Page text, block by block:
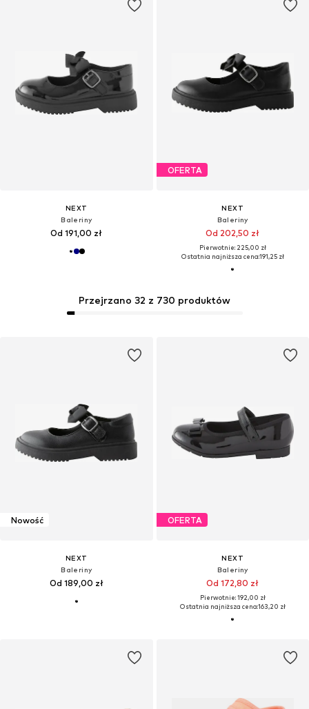
NEXT
Baleriny
Od 191,00 zł
OFERTA
NEXT
Baleriny
Od 202,50 zł
Pierwotnie: 225,00 zł
Ostatnia najniższa cena:191,25 zł
Przejrzano 32 z 730 produktów
Nowość
NEXT
Baleriny
Od 189,00 zł
OFERTA
NEXT
Baleriny
Od 172,80 zł
Pierwotnie: 192,00 zł
Ostatnia najniższa cena:163,20 zł